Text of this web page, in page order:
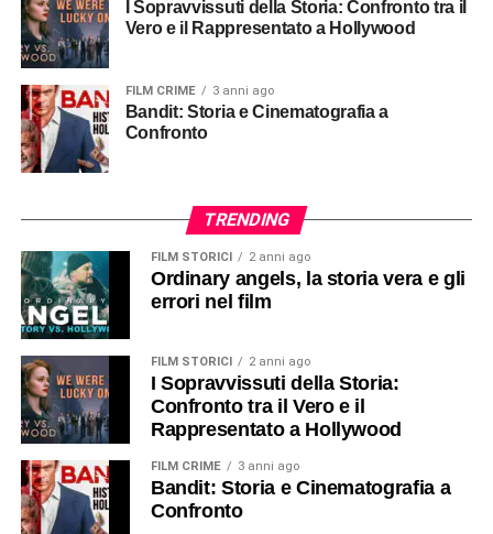
Vero e il Rappresentato a Hollywood
FILM CRIME 3 anni ago
Bandit: Storia e Cinematografia a
Confronto
TRENDING
FILM STORICI 2 anni ago
Ordinary angels, la storia vera e gli
errori nel film
FILM STORICI 2 anni ago
I Sopravvissuti della Storia:
Confronto tra il Vero e il
Rappresentato a Hollywood
FILM CRIME 3 anni ago
Bandit: Storia e Cinematografia a
Confronto